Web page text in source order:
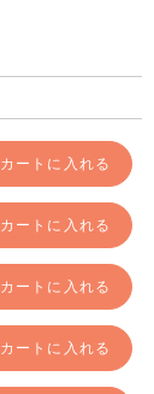
カートに入れる
カートに入れる
カートに入れる
カートに入れる